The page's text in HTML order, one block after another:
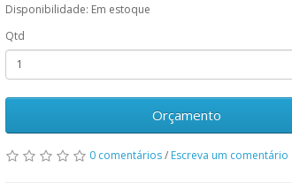
Disponibilidade: Em estoque
Qtd
Orçamento
0 comentários/ Escreva um comentário